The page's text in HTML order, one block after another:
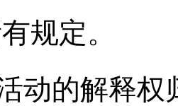
规定。
的解释权